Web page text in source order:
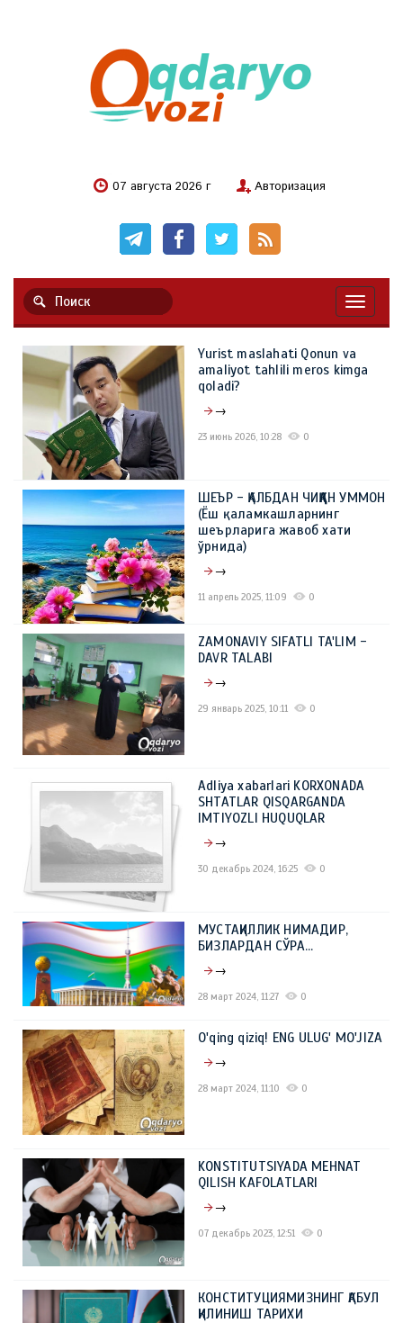
07 августа 2026 г Авторизация
Yurist maslahati Qonun va
amaliyot tahlili meros kimga
qoladi?
→
23 июнь 2026, 10:28 0
ШЕЪР - ҚАЛБДАН ЧИҚҚАН УММОН
(Ёш қаламкашларнинг
шеърларига жавоб хати
ўрнида)
→
11 апрель 2025, 11:09 0
ZAMONAVIY SIFATLI TA'LIM -
DAVR TALABI
→
29 январь 2025, 10:11 0
Adliya xabarlari KORXONADA
SHTATLAR QISQARGANDA
IMTIYOZLI HUQUQLAR
→
30 декабрь 2024, 16:25 0
МУСТАҚИЛЛИК НИМАДИР,
БИЗЛАРДАН СЎРА…
→
28 март 2024, 11:27 0
O'qing qiziq! ENG ULUG' MO'JIZA
→
28 март 2024, 11:10 0
KONSTITUTSIYADA MEHNAT
QILISH KAFOLATLARI
→
07 декабрь 2023, 12:51 0
КОНСТИТУЦИЯМИЗНИНГ ҚАБУЛ
ҚИЛИНИШ ТАРИХИ